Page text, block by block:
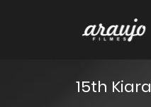
15th Kiara